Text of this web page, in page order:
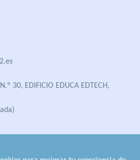
30, EDIFICIO EDUCA EDTECH,